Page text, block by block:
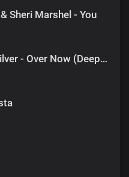
Sheri Marshel - You
Dee Pete x Sone Silver - Over Now (DeepTurco Remix)